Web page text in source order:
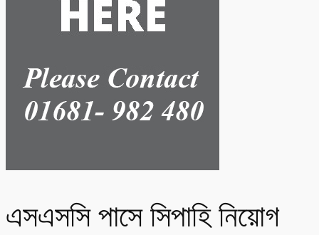
এসএসসি পাসে সিপাহি নিয়োগ